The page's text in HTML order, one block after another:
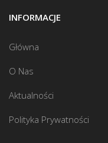
INFORMACJE
Główna
O Nas
Aktualności
Polityka Prywatności